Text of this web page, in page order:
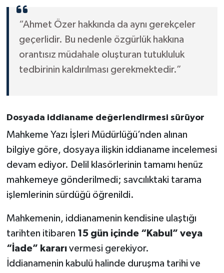
“Ahmet Özer hakkında da aynı gerekçeler
geçerlidir. Bu nedenle özgürlük hakkına
orantısız müdahale oluşturan tutukluluk
tedbirinin kaldırılması gerekmektedir.”
Dosyada iddianame değerlendirmesi sürüyor
Mahkeme Yazı İşleri Müdürlüğü’nden alınan
bilgiye göre, dosyaya ilişkin iddianame incelemesi
devam ediyor. Delil klasörlerinin tamamı henüz
mahkemeye gönderilmedi; savcılıktaki tarama
işlemlerinin sürdüğü öğrenildi.
Mahkemenin, iddianamenin kendisine ulaştığı
tarihten itibaren 15 gün içinde “Kabul” veya
“İade” kararıvermesi gerekiyor.
İddianamenin kabulü halinde duruşma tarihi ve